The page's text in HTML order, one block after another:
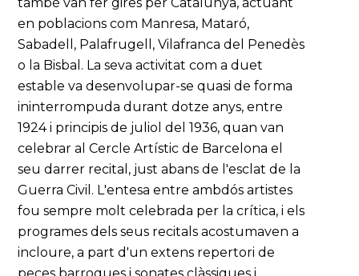
en poblacions com Manresa, Mataró,
Sabadell, Palafrugell, Vilafranca del Penedès
o la Bisbal. La seva activitat com a duet
estable va desenvolupar-se quasi de forma
ininterrompuda durant dotze anys, entre
1924 i principis de juliol del 1936, quan van
celebrar al Cercle Artístic de Barcelona el
seu darrer recital, just abans de l'esclat de la
Guerra Civil. L'entesa entre ambdós artistes
fou sempre molt celebrada per la crítica, i els
programes dels seus recitals acostumaven a
incloure, a part d'un extens repertori de